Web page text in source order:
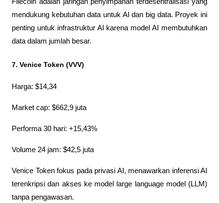
Filecoin adalah jaringan penyimpanan terdesentralisasi yang
mendukung kebutuhan data untuk AI dan big data. Proyek ini
penting untuk infrastruktur AI karena model AI membutuhkan
data dalam jumlah besar.
7. Venice Token (VVV)
Harga: $14,34
Market cap: $662,9 juta
Performa 30 hari: +15,43%
Volume 24 jam: $42,5 juta
Venice Token fokus pada privasi AI, menawarkan inferensi AI
terenkripsi dan akses ke model large language model (LLM)
tanpa pengawasan.